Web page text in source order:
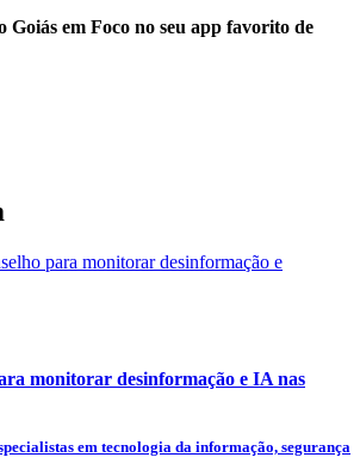
Goiás em Foco no seu app favorito de
monitorar desinformação e IA nas
em tecnologia da informação, segurança